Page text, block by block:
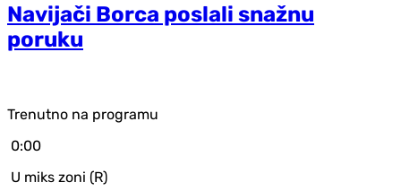
Navijači Borca poslali snažnu
poruku
Trenutno na programu
0:00
U miks zoni (R)